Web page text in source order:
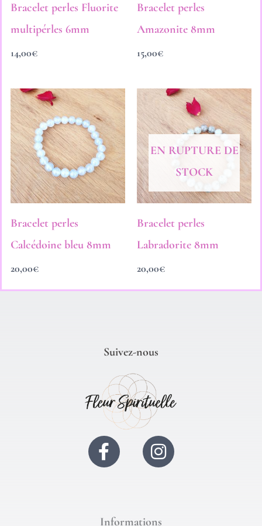
Bracelet perles Fluorite
multipérles 6mm
14,00€
Bracelet perles
Amazonite 8mm
15,00€
Bracelet perles
Calcédoine bleu 8mm
20,00€
EN RUPTURE DE
STOCK
Bracelet perles
Labradorite 8mm
20,00€
Suivez-nous
F
a
b
I
n
Informations